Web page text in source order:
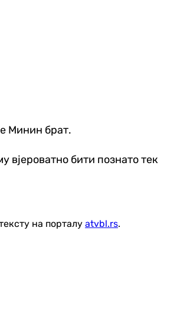
Минин брат.
вјероватно бити познато тек
на порталу atvbl.rs.